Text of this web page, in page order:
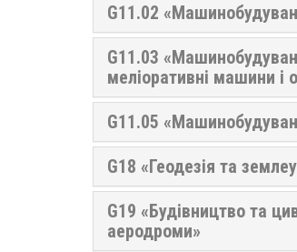
G11.02
G11.03
меліоративні машини і
G11.05
G18 «Геодезія та
G19 «Будівництво та
аеродроми»